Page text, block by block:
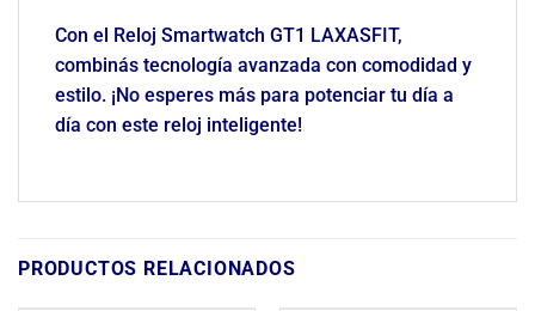
Con el Reloj Smartwatch GT1 LAXASFIT,
combinás tecnología avanzada con comodidad y
estilo. ¡No esperes más para potenciar tu día a
día con este reloj inteligente!
PRODUCTOS RELACIONADOS